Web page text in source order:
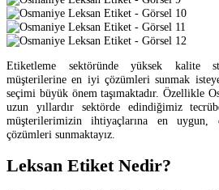
Etiketleme sektöründe yüksek kalite
müşterilerine en iyi çözümleri sunmak
seçimi büyük önem taşımaktadır. Özellikle
uzun yıllardır sektörde edindiğimiz
müşterilerimizin ihtiyaçlarına en
çözümleri sunmaktayız.
Leksan Etiket Nedir?